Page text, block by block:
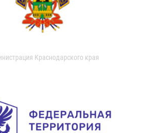
Краснодарского края